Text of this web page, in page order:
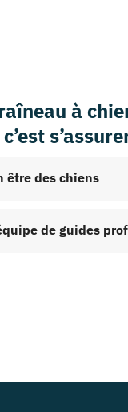
à
être des chiens
de guides